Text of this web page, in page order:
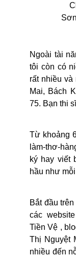
Ngoài tài
tôi còn có
rất nhiều và
Mai, Bách
75. Bạn thi
Từ khoảng
làm-thơ-
ký hay viết
hầu như
Bắt đầu
các
Tiền Vệ ,
Thị Nguyệt
nhiều đến